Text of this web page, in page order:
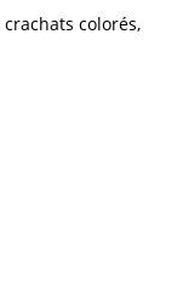
colorés,